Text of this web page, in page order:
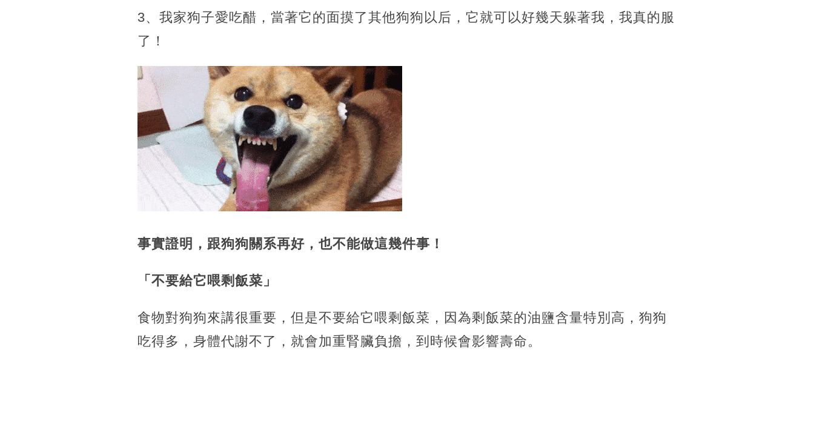
3、我家狗子愛吃醋，當著它的面摸了其他狗狗以后，它就可以好幾天躲著我，我真的服
了！
事實證明，跟狗狗關系再好，也不能做這幾件事！
「不要給它喂剩飯菜」
食物對狗狗來講很重要，但是不要給它喂剩飯菜，因為剩飯菜的油鹽含量特別高，狗狗
吃得多，身體代謝不了，就會加重腎臟負擔，到時候會影響壽命。